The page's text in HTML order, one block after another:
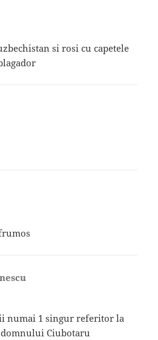
si rosi cu capetele
numai 1 singur referitor la
Ciubotaru